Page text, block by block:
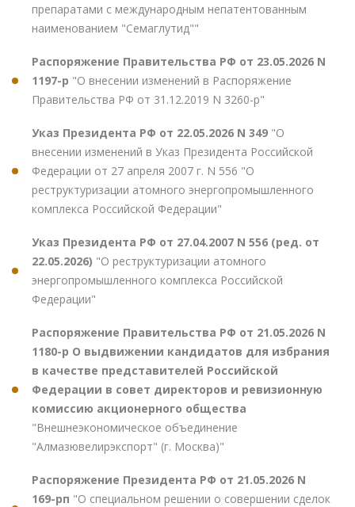
препаратами с международным непатентованным
наименованием "Семаглутид""
Распоряжение Правительства РФ от 23.05.2026 N
1197-р "О внесении изменений в Распоряжение
Правительства РФ от 31.12.2019 N 3260-р"
Указ Президента РФ от 22.05.2026 N 349 "О
внесении изменений в Указ Президента Российской
Федерации от 27 апреля 2007 г. N 556 "О
реструктуризации атомного энергопромышленного
комплекса Российской Федерации"
Указ Президента РФ от 27.04.2007 N 556 (ред. от
22.05.2026) "О реструктуризации атомного
энергопромышленного комплекса Российской
Федерации"
Распоряжение Правительства РФ от 21.05.2026 N
1180-р О выдвижении кандидатов для избрания
в качестве представителей Российской
Федерации в совет директоров и ревизионную
комиссию акционерного общества
"Внешнеэкономическое объединение
"Алмазювелирэкспорт" (г. Москва)"
Распоряжение Президента РФ от 21.05.2026 N
169-рп "О специальном решении о совершении сделок